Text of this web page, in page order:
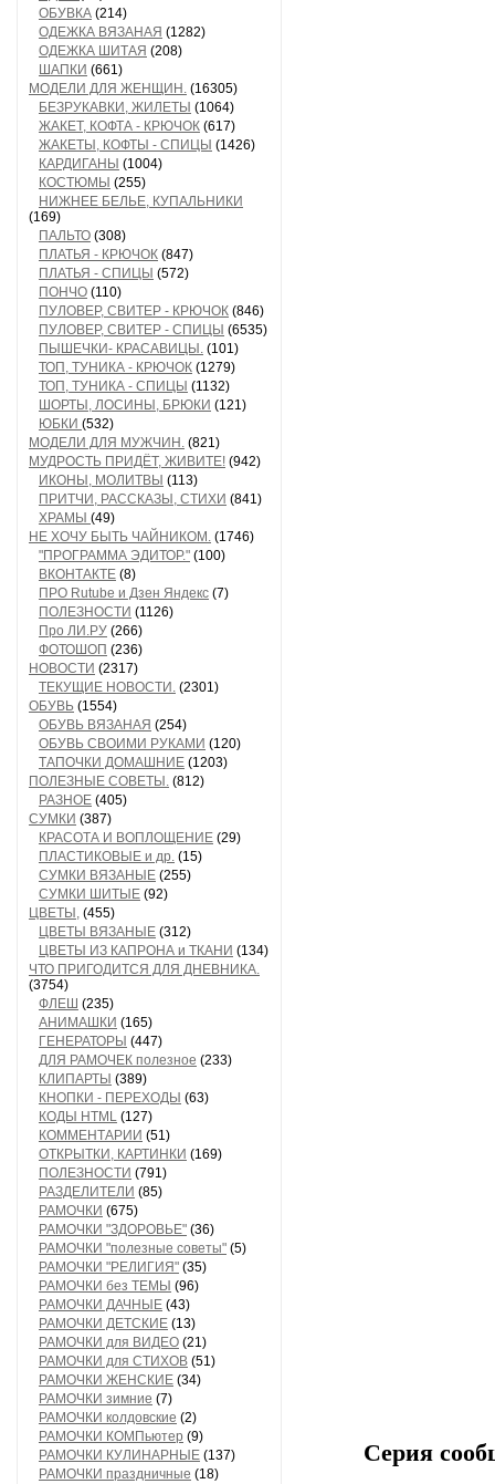
ОБУВКА (214)
ОДЕЖКА ВЯЗАНАЯ (1282)
ОДЕЖКА ШИТАЯ (208)
ШАПКИ (661)
МОДЕЛИ ДЛЯ ЖЕНЩИН. (16305)
БЕЗРУКАВКИ, ЖИЛЕТЫ (1064)
ЖАКЕТ, КОФТА - КРЮЧОК (617)
ЖАКЕТЫ, КОФТЫ - СПИЦЫ (1426)
КАРДИГАНЫ (1004)
КОСТЮМЫ (255)
НИЖНЕЕ БЕЛЬЕ, КУПАЛЬНИКИ
(169)
ПАЛЬТО (308)
ПЛАТЬЯ - КРЮЧОК (847)
ПЛАТЬЯ - СПИЦЫ (572)
ПОНЧО (110)
ПУЛОВЕР, СВИТЕР - КРЮЧОК (846)
ПУЛОВЕР, СВИТЕР - СПИЦЫ (6535)
ПЫШЕЧКИ- КРАСАВИЦЫ. (101)
ТОП, ТУНИКА - КРЮЧОК (1279)
ТОП, ТУНИКА - СПИЦЫ (1132)
ШОРТЫ, ЛОСИНЫ, БРЮКИ (121)
ЮБКИ (532)
МОДЕЛИ ДЛЯ МУЖЧИН. (821)
МУДРОСТЬ ПРИДЁТ, ЖИВИТЕ! (942)
ИКОНЫ, МОЛИТВЫ (113)
ПРИТЧИ, РАССКАЗЫ, СТИХИ (841)
ХРАМЫ (49)
НЕ ХОЧУ БЫТЬ ЧАЙНИКОМ. (1746)
"ПРОГРАММА ЭДИТОР." (100)
ВКОНТАКТЕ (8)
ПРО Rutube и Дзен Яндекс (7)
ПОЛЕЗНОСТИ (1126)
Про ЛИ.РУ (266)
ФОТОШОП (236)
НОВОСТИ (2317)
ТЕКУЩИЕ НОВОСТИ. (2301)
ОБУВЬ (1554)
ОБУВЬ ВЯЗАНАЯ (254)
ОБУВЬ СВОИМИ РУКАМИ (120)
ТАПОЧКИ ДОМАШНИЕ (1203)
ПОЛЕЗНЫЕ СОВЕТЫ. (812)
РАЗНОЕ (405)
СУМКИ (387)
КРАСОТА И ВОПЛОЩЕНИЕ (29)
ПЛАСТИКОВЫЕ и др. (15)
СУМКИ ВЯЗАНЫЕ (255)
СУМКИ ШИТЫЕ (92)
ЦВЕТЫ, (455)
ЦВЕТЫ ВЯЗАНЫЕ (312)
ЦВЕТЫ ИЗ КАПРОНА и ТКАНИ (134)
ЧТО ПРИГОДИТСЯ ДЛЯ ДНЕВНИКА.
(3754)
ФЛЕШ (235)
АНИМАШКИ (165)
ГЕНЕРАТОРЫ (447)
ДЛЯ РАМОЧЕК полезное (233)
КЛИПАРТЫ (389)
КНОПКИ - ПЕРЕХОДЫ (63)
КОДЫ HTML (127)
КОММЕНТАРИИ (51)
ОТКРЫТКИ, КАРТИНКИ (169)
ПОЛЕЗНОСТИ (791)
РАЗДЕЛИТЕЛИ (85)
РАМОЧКИ (675)
РАМОЧКИ "ЗДОРОВЬЕ" (36)
РАМОЧКИ "полезные советы" (5)
РАМОЧКИ "РЕЛИГИЯ" (35)
РАМОЧКИ без ТЕМЫ (96)
РАМОЧКИ ДАЧНЫЕ (43)
РАМОЧКИ ДЕТСКИЕ (13)
РАМОЧКИ для ВИДЕО (21)
РАМОЧКИ для СТИХОВ (51)
РАМОЧКИ ЖЕНСКИЕ (34)
РАМОЧКИ зимние (7)
РАМОЧКИ колдовские (2)
РАМОЧКИ КОМПьютер (9)
РАМОЧКИ КУЛИНАРНЫЕ (137)
РАМОЧКИ праздничные (18)
Серия